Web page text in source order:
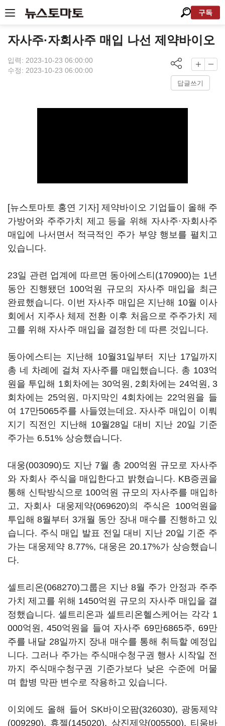
구독
자사주·자회사주 매입 나선 제약바이오
입력: 2023-10-23 06:00:00
수정: 2023-10-23 06:00:00
답글쓰기
[뉴스토마토 홍연 기자] 제약바이오 기업들이 올해 주
가방어와 주주가치 제고 등을 위해 자사주·자회사주
매입에 나서면서 적극적인 주가 부양 행보를 펼치고
있습니다.
23일 관련 업계에 따르면 동아에스티(170900)는 1년
동안 진행됐던 100억원 규모의 자사주 매입을 최근
완료했습니다. 이번 자사주 매입은 지난해 10월 이사
회에서 지주사 체제 전환 이후 처음으로 주주가치 제
고를 위해 자사주 매입을 결정한 데 따른 것입니다.
동아에스티는 지난해 10월31일부터 지난 17일까지
총 네 차례에 걸쳐 자사주를 매입했습니다. 총 103억
원을 투입해 1회차에는 30억원, 2회차에는 24억원, 3
회차에는 25억원, 마지막인 4회차에는 22억원을 들
여 17만5065주를 사들였는데요. 자사주 매입이 이뤄
지기 직전인 지난해 10월28일 대비 지난 20일 기준
주가는 6.51% 상승했습니다.
대웅(003090)도 지난 7월 총 200억원 규모로 자사주
와 자회사 주식을 매입한다고 밝혔습니다. KB증권을
통해 신탁방식으로 100억원 규모의 자사주를 매입하
고, 자회사 대웅제약(069620)의 주식은 100억원을
투입해 8월부터 3개월 동안 장내 매수를 진행하고 있
습니다. 주식 매입 발표 전일 대비 지난 20일 기준 주
가는 대웅제약 8.77%, 대웅은 20.17%가 상승했습니
다.
셀트리온(068270)그룹은 지난 8월 주가 안정과 주주
가치 제고를 위해 1450억원 규모의 자사주 매입을 결
정했습니다. 셀트리온과 셀트리온헬스케어는 각각 1
000억원, 450억원을 들여 자사주 69만6865주, 69만
주를 내달 28일까지 장내 매수를 통해 취득할 예정입
니다. 그러나 주가는 주식매수청구권 행사 시작일 전
까지 주식매수청구권 기준가보다 낮은 수준에 머물
며 합병 막판 변수로 작용하고 있습니다.
이외에도 올해 들어 SK바이오팜(326030), 광동제약
(009290), 휴젤(145020), 삼진제약(005500), 티움바